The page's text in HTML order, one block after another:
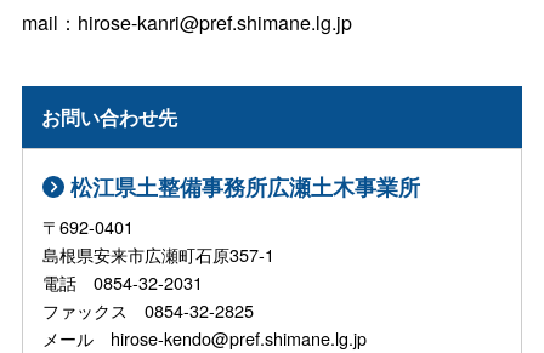
mail：hirose-kanri@pref.shimane.lg.jp
お問い合わせ先
松江県土整備事務所広瀬土木事業所
〒692-0401
島根県安来市広瀬町石原357-1
電話 0854-32-2031
ファックス 0854-32-2825
メール hirose-kendo@pref.shimane.lg.jp